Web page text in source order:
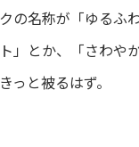
の名称が「ゆるふ
ト」とか、「さわや
っと被るはず。